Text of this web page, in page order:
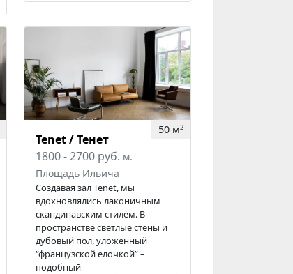
50 м2
Tenet / Тенет
1800 - 2700 руб. м.
Площадь Ильича
Создавая зал Tenet, мы
вдохновлялись лаконичным
скандинавским стилем. В
пространстве светлые стены и
дубовый пол, уложенный
“французской елочкой” –
подобный